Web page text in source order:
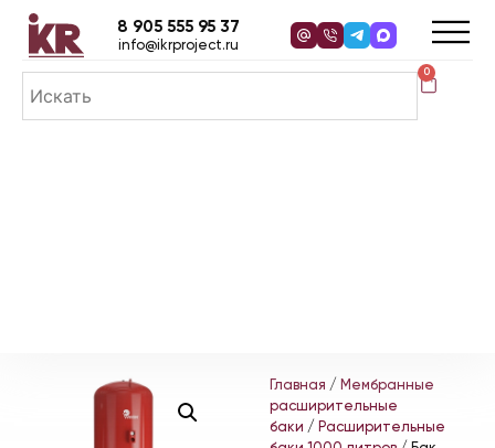
0
8 905 555 95 37
info@ikrproject.ru
Главная / Мембранные
расширительные
баки / Расширительные